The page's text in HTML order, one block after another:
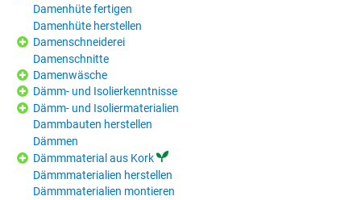
Damenhüte fertigen
Damenhüte herstellen
Damenschneiderei
Damenschnitte
Damenwäsche
Dämm- und Isolierkenntnisse
Dämm- und Isoliermaterialien
Dammbauten herstellen
Dämmen
Dämmmaterial aus Kork
Dämmmaterialien herstellen
Dämmmaterialien montieren